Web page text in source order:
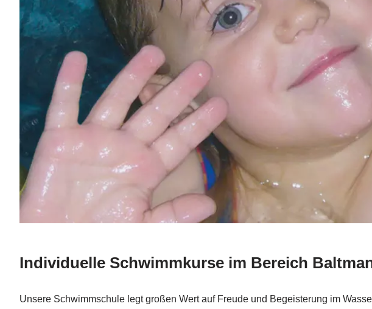
Individuelle Schwimmkurse im Bereich
Unsere Schwimmschule legt großen Wert auf Freude und Begeisterung im